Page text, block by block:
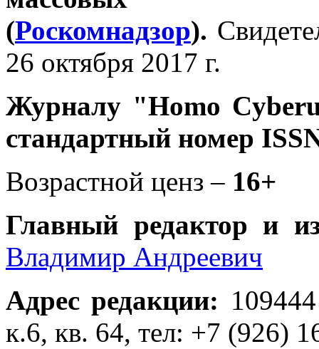
(Роскомнадзор).
26 октября 2017 г.
Журналу "Homo
стандартный номер
Возрастной ценз – 16+
Главный редактор и
Владимир Андреевич
Адрес редакции:
к.6, кв. 64, тел: +7 (926)